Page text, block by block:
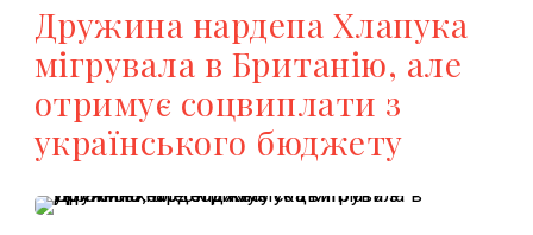
Дружина нардепа Хлапука
мігрувала в Британію, але
отримує соцвиплати з
українського бюджету